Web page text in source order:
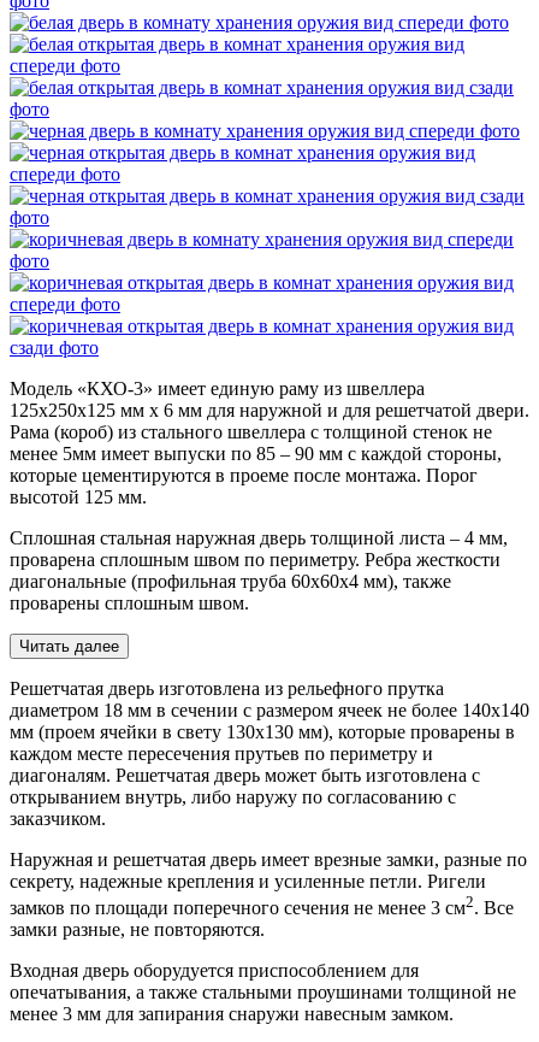
Модель «КХО-3» имеет единую раму из швеллера
125х250х125 мм х 6 мм для наружной и для решетчатой двери.
Рама (короб) из стального швеллера с толщиной стенок не
менее 5мм имеет выпуски по 85 – 90 мм с каждой стороны,
которые цементируются в проеме после монтажа. Порог
высотой 125 мм.
Сплошная стальная наружная дверь толщиной листа – 4 мм,
проварена сплошным швом по периметру. Ребра жесткости
диагональные (профильная труба 60х60х4 мм), также
проварены сплошным швом.
Читать далее
Решетчатая дверь изготовлена из рельефного прутка
диаметром 18 мм в сечении с размером ячеек не более 140х140
мм (проем ячейки в свету 130х130 мм), которые проварены в
каждом месте пересечения прутьев по периметру и
диагоналям. Решетчатая дверь может быть изготовлена с
открыванием внутрь, либо наружу по согласованию с
заказчиком.
Наружная и решетчатая дверь имеет врезные замки, разные по
секрету, надежные крепления и усиленные петли. Ригели
замков по площади поперечного сечения не менее 3 см2. Все
замки разные, не повторяются.
Входная дверь оборудуется приспособлением для
опечатывания, а также стальными проушинами толщиной не
менее 3 мм для запирания снаружи навесным замком.